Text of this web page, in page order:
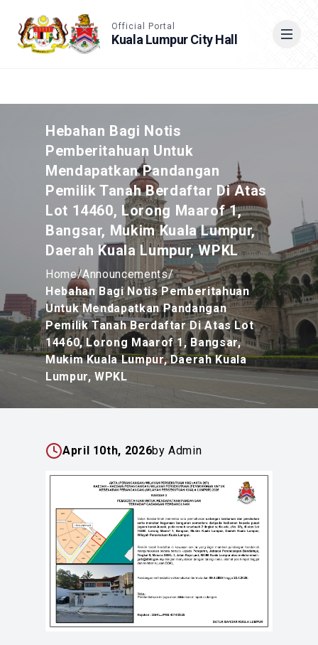
Official Portal
Kuala Lumpur City Hall
Hebahan Bagi Notis
Pemberitahuan Untuk
Mendapatkan Pandangan
Pemilik Tanah Berdaftar Di Atas
Lot 14460, Lorong Maarof 1,
Bangsar, Mukim Kuala Lumpur,
Daerah Kuala Lumpur, WPKL
Home/Announcements/
Hebahan Bagi Notis Pemberitahuan
Untuk Mendapatkan Pandangan
Pemilik Tanah Berdaftar Di Atas Lot
14460, Lorong Maarof 1, Bangsar,
Mukim Kuala Lumpur, Daerah Kuala
Lumpur, WPKL
April 10th, 2026by Admin